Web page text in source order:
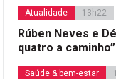
Atualidade 13h22
Rúben Neves e
quatro a caminho”
Saúde & bem-estar